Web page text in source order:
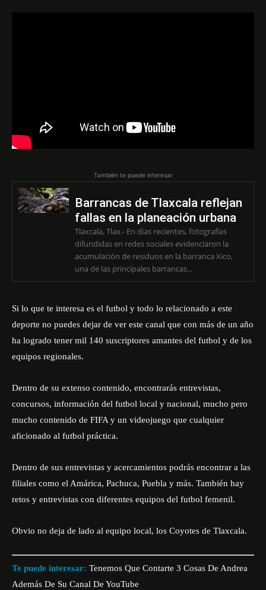
También te puede interesar
Barrancas de Tlaxcala reflejan
fallas en la planeación urbana
Tlaxcala, Tlax.- En días recientes, fotografías
difundidas en redes sociales evidenciaron la
acumulación de residuos en la barranca Xico,
una de las principales barrancas...
Si lo que te interesa es el futbol y todo lo relacionado a este
deporte no puedes dejar de ver este canal que con más de un año
ha logrado tener mil 140 suscriptores amantes del futbol y de los
equipos regionales.
Dentro de su extenso contenido, encontrarás entrevistas,
concursos, información del futbol local y nacional, mucho pero
mucho contenido de FIFA y un videojuego que cualquier
aficionado al futbol práctica.
Dentro de sus entrevistas y acercamientos podrás encontrar a las
filiales como el Amárica, Pachuca, Puebla y más. También hay
retos y entrevistas con diferentes equipos del futbol femenil.
Obvio no deja de lado al equipo local, los Coyotes de Tlaxcala.
Te puede interesar: Tenemos Que Contarte 3 Cosas De Andrea
Además De Su Canal De YouTube